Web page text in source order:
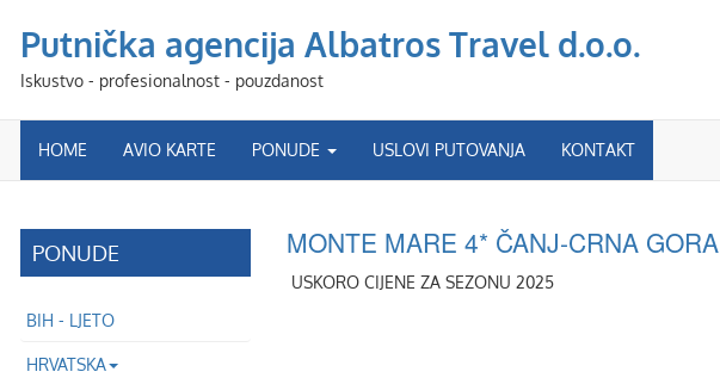
Putnička agencija Albatros Travel d.o.o.
Iskustvo - profesionalnost - pouzdanost
HOME AVIO KARTE PONUDE USLOVI PUTOVANJA KONTAKT
MONTE MARE 4* ČANJ-CRNA GORA
USKORO CIJENE ZA SEZONU 2025
PONUDE
BIH - LJETO
HRVATSKA